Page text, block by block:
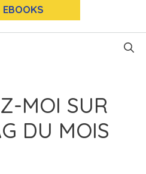
EBOOKS
MOI SUR
DU MOIS